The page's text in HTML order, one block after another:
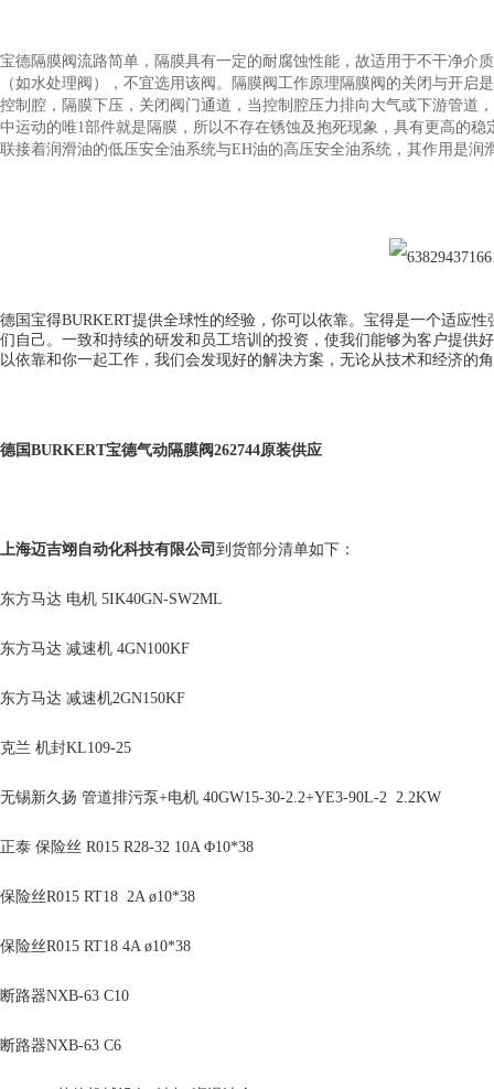
宝德隔膜阀流路简单，隔膜具有一定的耐腐蚀性能，故适用于不干净介
（如水处理阀），不宜选用该阀。隔膜阀工作原理隔膜阀的关闭与开
控制腔，隔膜下压，关闭阀门通道，当控制腔压力排向大气或下游管道
中运动的唯1部件就是隔膜，所以不存在锈蚀及抱死现象，具有更高的
联接着润滑油的低压安全油系统与EH油的高压安全油系统，其作用是
德国宝得BURKERT提供全球性的经验，你可以依靠。宝得是一个适应
们自己。一致和持续的研发和员工培训的投资，使我们能够为客户提供
以依靠和你一起工作，我们会发现好的解决方案，无论从技术和经济的
德国BURKERT宝德气动隔膜阀262744原装供应
上海迈吉翊自动化科技有限公司 到货部分清单如下：
东方马达 电机 5IK40GN-SW2ML
东方马达 减速机 4GN100KF
东方马达 减速机2GN150KF
克兰 机封KL109-25
无锡新久扬 管道排污泵+电机 40GW15-30-2.2+YE3-90L-2 2.2KW
正泰 保险丝 R015 R28-32 10A Φ10*38
保险丝R015 RT18 2A ø10*38
保险丝R015 RT18 4A ø10*38
断路器NXB-63 C10
断路器NXB-63 C6